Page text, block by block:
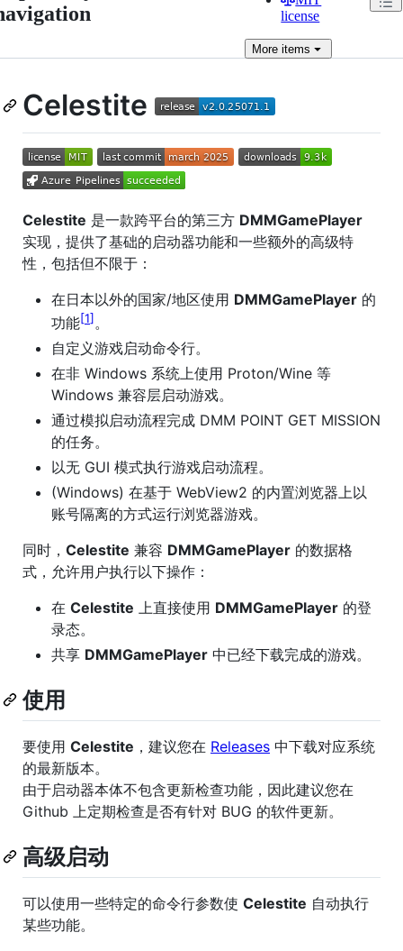
license
More items
Celestite
Celestite 是一款跨平台的第三方 DMMGamePlayer
实现，提供了基础的启动器功能和一些额外的高级特
性，包括但不限于：
在日本以外的国家/地区使用 DMMGamePlayer 的
功能 1 。
自定义游戏启动命令行。
在非 Windows 系统上使用 Proton/Wine 等
Windows 兼容层启动游戏。
通过模拟启动流程完成 DMM POINT GET MISSION
的任务。
以无 GUI 模式执行游戏启动流程。
(Windows) 在基于 WebView2 的内置浏览器上以
账号隔离的方式运行浏览器游戏。
同时， Celestite 兼容 DMMGamePlayer 的数据格
式，允许用户执行以下操作：
在 Celestite 上直接使用 DMMGamePlayer 的登
录态。
共享 DMMGamePlayer 中已经下载完成的游戏。
使用
要使用 Celestite ，建议您在 Releases 中下载对应系统
的最新版本。
由于启动器本体不包含更新检查功能，因此建议您在
Github 上定期检查是否有针对 BUG 的软件更新。
高级启动
可以使用一些特定的命令行参数使 Celestite 自动执行
某些功能。